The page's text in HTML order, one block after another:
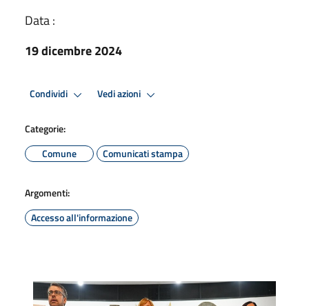
Data :
19 dicembre 2024
Condividi Vedi azioni
Categorie:
Comune
Comunicati stampa
Argomenti:
Accesso all'informazione